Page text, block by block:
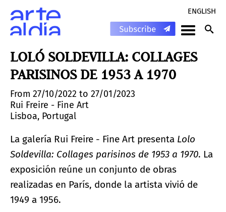
ENGLISH
LOLÓ SOLDEVILLA: COLLAGES
PARISINOS DE 1953 A 1970
From 27/10/2022 to 27/01/2023
Rui Freire - Fine Art
Lisboa, Portugal
La galería Rui Freire - Fine Art presenta Lolo
Soldevilla: Collages parisinos de 1953 a 1970. La
exposición reúne un conjunto de obras
realizadas en París, donde la artista vivió de
1949 a 1956.